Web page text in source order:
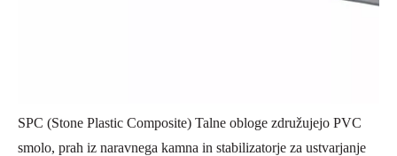
SPC (Stone Plastic Composite) Talne obloge združujejo PVC
smolo, prah iz naravnega kamna in stabilizatorje za ustvarjanje